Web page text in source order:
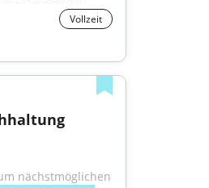
Vollzeit
nächstmöglichen